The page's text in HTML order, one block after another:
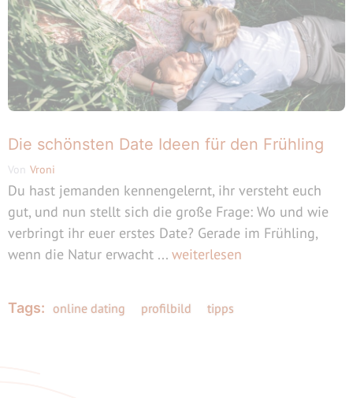
Die schönsten Date Ideen für den Frühling
Von Vroni
Du hast jemanden kennengelernt, ihr versteht euch
gut, und nun stellt sich die große Frage: Wo und wie
verbringt ihr euer erstes Date? Gerade im Frühling,
wenn die Natur erwacht ... weiterlesen
Tags: online dating profilbild tipps